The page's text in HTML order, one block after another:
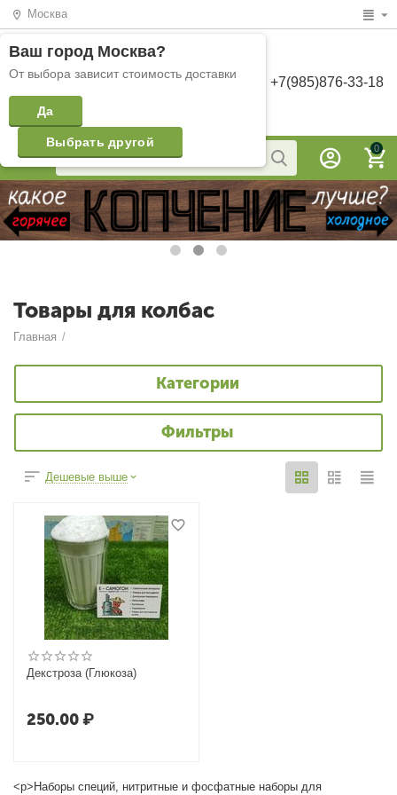
Москва
Ваш город Москва?
От выбора зависит стоимость доставки
Да
Выбрать другой
+7(985)876-33-18
0
Товары для колбас
Главная /
Категории
Фильтры
<p>Наборы специй, нитритные и фосфатные наборы для
Дешевые выше
Декстроза (Глюкоза)
250.00₽